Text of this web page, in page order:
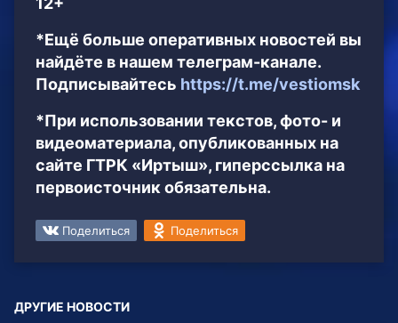
*Ещё больше оперативных новостей вы
найдёте в нашем телеграм-канале.
Подписывайтесь https://t.me/vestiomsk
*При использовании текстов, фото- и
видеоматериала, опубликованных на
сайте ГТРК «Иртыш», гиперссылка на
первоисточник обязательна.
Поделиться Поделиться
ДРУГИЕ НОВОСТИ